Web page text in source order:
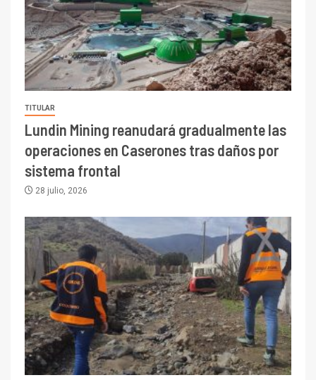
TITULAR
Lundin Mining reanudará gradualmente las
operaciones en Caserones tras daños por
sistema frontal
28 julio, 2026